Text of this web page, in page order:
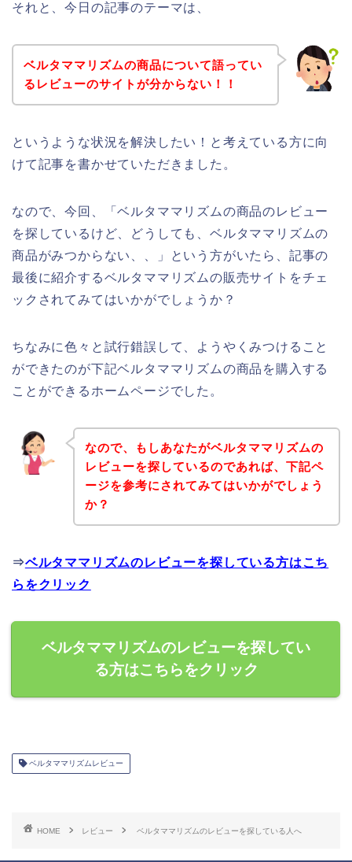
それと、今日の記事のテーマは、
ベルタママリズムの商品について語ってい
るレビューのサイトが分からない！！
というような状況を解決したい！と考えている方に向
けて記事を書かせていただきました。
なので、今回、「ベルタママリズムの商品のレビュー
を探しているけど、どうしても、ベルタママリズムの
商品がみつからない、、」という方がいたら、記事の
最後に紹介するベルタママリズムの販売サイトをチェ
ックされてみてはいかがでしょうか？
ちなみに色々と試行錯誤して、ようやくみつけること
ができたのが下記ベルタママリズムの商品を購入する
ことができるホームページでした。
なので、もしあなたがベルタママリズムの
レビューを探しているのであれば、下記ペ
ージを参考にされてみてはいかがでしょう
か？
⇒ベルタママリズムのレビューを探している方はこち
らをクリック
ベルタママリズムのレビューを探してい
る方はこちらをクリック
ベルタママリズムレビュー
HOME レビュー ベルタママリズムのレビューを探している人へ